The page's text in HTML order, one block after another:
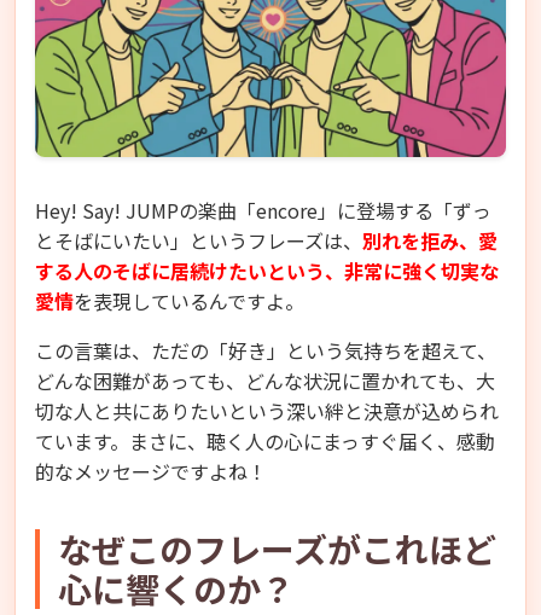
Hey! Say! JUMPの楽曲「encore」に登場する「ずっ
とそばにいたい」というフレーズは、 別れを拒み、愛
する人のそばに居続けたいという、非常に強く切実な
愛情を表現しているんですよ。
この言葉は、ただの「好き」という気持ちを超えて、
どんな困難があっても、どんな状況に置かれても、大
切な人と共にありたいという深い絆と決意が込められ
ています。まさに、聴く人の心にまっすぐ届く、感動
的なメッセージですよね！
なぜこのフレーズがこれほど
心に響くのか？